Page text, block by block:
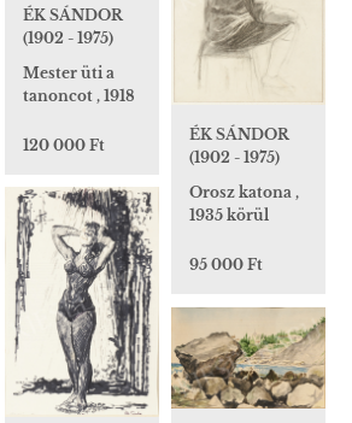
ÉK SÁNDOR
(1902 - 1975)
Orosz katona ,
1935 körül
95 000 Ft
ÉK SÁNDOR
(1902 - 1975)
Mester üti a
tanoncot , 1918
120 000 Ft